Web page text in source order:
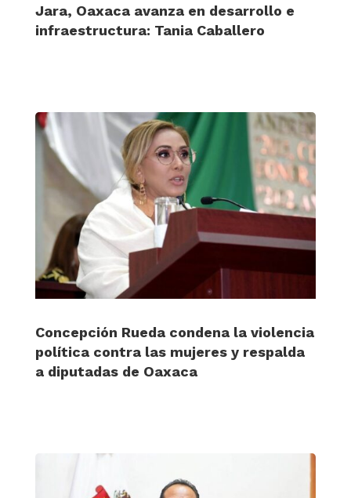
Jara, Oaxaca avanza en desarrollo e
infraestructura: Tania Caballero
Concepción Rueda condena la violencia
política contra las mujeres y respalda
a diputadas de Oaxaca